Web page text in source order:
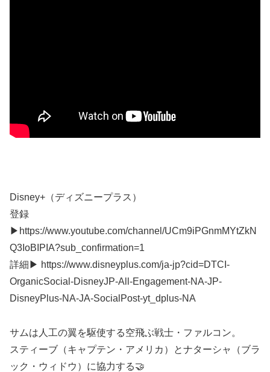
Disney+（ディズニープラス）
登録
▶https://www.youtube.com/channel/UCm9iPGnmMYtZkN
Q3IoBIPIA?sub_confirmation=1
詳細▶︎ https://www.disneyplus.com/ja-jp?cid=DTCI-
OrganicSocial-DisneyJP-All-Engagement-NA-JP-
DisneyPlus-NA-JA-SocialPost-yt_dplus-NA
サムは人工の翼を駆使する空飛ぶ戦士・ファルコン。
スティーブ（キャプテン・アメリカ）とナターシャ（ブラ
ック・ウィドウ）に協力する🤝